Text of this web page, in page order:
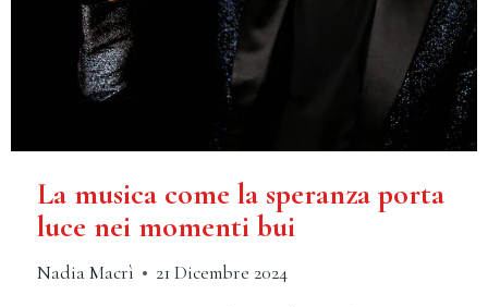
La musica come la speranza porta
luce nei momenti bui
Nadia Macrì 21 Dicembre 2024